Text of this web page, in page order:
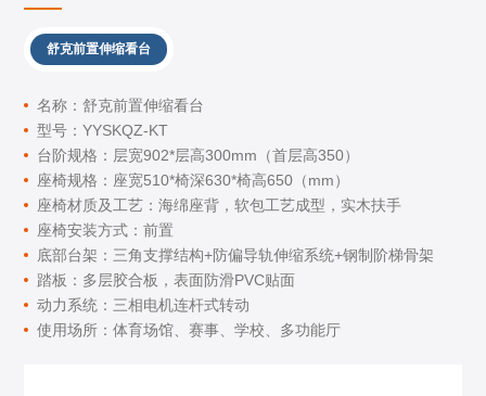
舒克前置伸缩看台
名称：舒克前置伸缩看台
型号：YYSKQZ-KT
台阶规格：层宽902*层高300mm（首层高350）
座椅规格：座宽510*椅深630*椅高650（mm）
座椅材质及工艺：海绵座背，软包工艺成型，实木扶手
座椅安装方式：前置
底部台架：三角支撑结构+防偏导轨伸缩系统+钢制阶梯骨架
踏板：多层胶合板，表面防滑PVC贴面
动力系统：三相电机连杆式转动
使用场所：体育场馆、赛事、学校、多功能厅